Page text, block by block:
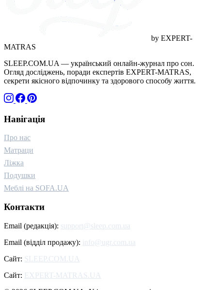
by EXPERT-
MATRAS
SLEEP.COM.UA — український онлайн-журнал про сон.
Огляд досліджень, поради експертів EXPERT-MATRAS,
секрети якісного відпочинку та здорового способу життя.
Навігація
Про нас
Матраци
Ліжка
Подушки
Меблі на SOFA.UA
Контакти
Email (редакція): support@sleep.com.ua
Email (відділ продажу): info@ugr.com.ua
Сайт: SLEEP.COM.UA
Сайт: EXPERT-MATRAS.UA